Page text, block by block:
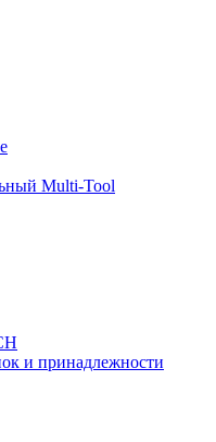
Multi-Tool
и принадлежности